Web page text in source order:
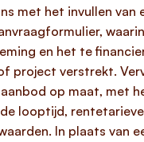
met het invullen van
en het te
project verstrekt.
op maat, met
looptijd,
In plaats van